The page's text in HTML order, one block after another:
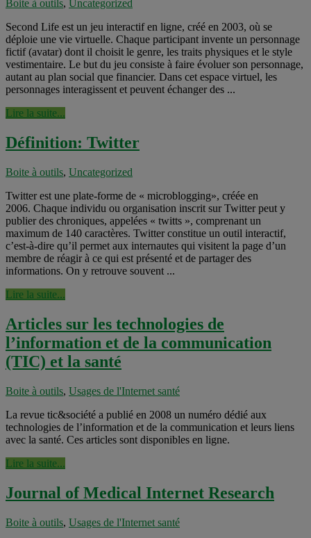
Boite à outils, Uncategorized
Second Life est un jeu interactif en ligne, créé en 2003, où se
déploie une vie virtuelle. Chaque participant invente un personnage
fictif (avatar) dont il choisit le genre, les traits physiques et le style
vestimentaire. Le but du jeu consiste à faire évoluer son personnage,
autant au plan social que financier. Dans cet espace virtuel, les
personnages interagissent et peuvent échanger des ...
Lire la suite...
Définition: Twitter
Boite à outils, Uncategorized
Twitter est une plate-forme de « microblogging», créée en
2006. Chaque individu ou organisation inscrit sur Twitter peut y
publier des chroniques, appelées « twitts », comprenant un
maximum de 140 caractères. Twitter constitue un outil interactif,
c’est-à-dire qu’il permet aux internautes qui visitent la page d’un
membre de réagir à ce qui est présenté et de partager des
informations. On y retrouve souvent ...
Lire la suite...
Articles sur les technologies de
l’information et de la communication
(TIC) et la santé
Boite à outils, Usages de l'Internet santé
La revue tic&société a publié en 2008 un numéro dédié aux
technologies de l’information et de la communication et leurs liens
avec la santé. Ces articles sont disponibles en ligne.
Lire la suite...
Journal of Medical Internet Research
Boite à outils, Usages de l'Internet santé